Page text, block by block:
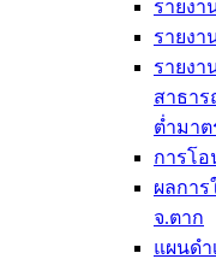
รายงา
รายงา
รายงา
สาธา
ต่ำมาต
การโอ
ผลการ
จ.ตาก
แผนดำ